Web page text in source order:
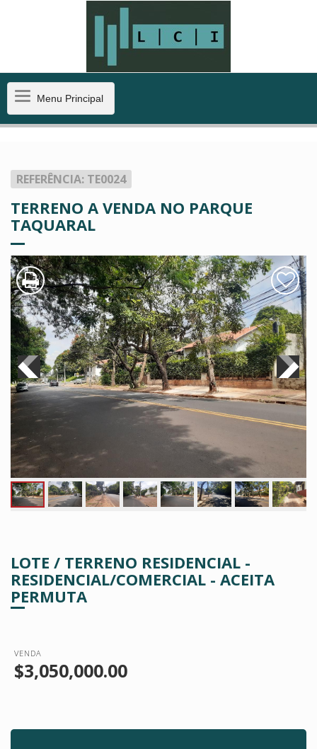
MenuMenu Principal
REFERÊNCIA: TE0024
TERRENO A VENDA NO PARQUE
TAQUARAL
LOTE / TERRENO RESIDENCIAL -
RESIDENCIAL/COMERCIAL - ACEITA
PERMUTA
VENDA
$3,050,000.00